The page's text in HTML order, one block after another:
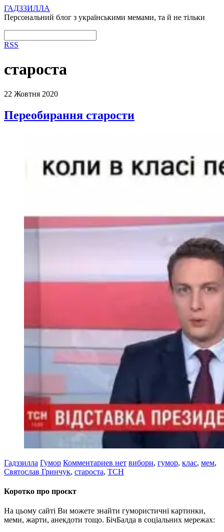
ГАДЗЗИЛЛА
Персональний блог з українськими мемами, та й не тільки
RSS
староста
22 Жовтня 2020
Переобирання старости
Гадззилла Гумор Комментариев нет вибори, гумор, клас, мем,
Святослав Гринчук, староста, ТСН
Коротко про проєкт
На цьому сайті Ви можете знайти гумористичні картинки,
меми, жарти, анекдоти тощо. БічБалда в соціальних мережах: